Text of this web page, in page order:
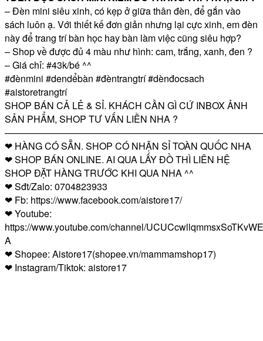
– Đèn mini siêu xinh, có kẹp ở giữa thân đèn, để gắn vào
sách luôn ạ. Với thiết kế đơn giản nhưng lại cực xinh, em đèn
này để trang trí bàn học hay bàn làm việc cũng siêu hợp?
– Shop về được đủ 4 màu như hình: cam, trắng, xanh, đen ?
– Giá chỉ: #43k/bé ^^
#đènmini #dendểbàn #đèntrangtrí #dènđocsach
#aistoretrangtrí
SHOP BÁN CẢ LẺ & SỈ. KHÁCH CẦN GÌ CỨ INBOX ẢNH
SẢN PHẨM, SHOP TƯ VẤN LIỀN NHA ?
❤ HÀNG CÓ SẴN. SHOP CÓ NHẬN SỈ TOÀN QUỐC NHA
❤ SHOP BÁN ONLINE. AI QUA LẤY ĐỒ THÌ LIÊN HỆ
SHOP ĐẶT HÀNG TRƯỚC KHI QUA NHA ^^
❤ Sđt/Zalo: 0704823933
❤ Fb: https://www.facebook.com/aistore17/
❤ Youtube:
https://www.youtube.com/channel/
A
❤ Shopee: Aistore17(shopee.vn/mammamshop17)
❤ Instagram/Tiktok: aistore17